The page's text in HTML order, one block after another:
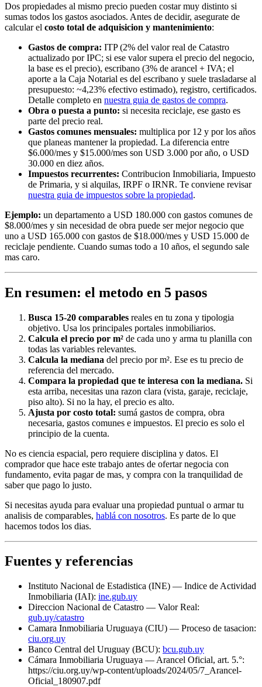
Dos propiedades al mismo precio pueden costar muy distinto si
sumas todos los gastos asociados. Antes de decidir, asegurate de
calcular el costo total de adquisicion y mantenimiento:
Gastos de compra: ITP (2% del valor real de Catastro
actualizado por IPC; si ese valor supera el precio del negocio,
la base es el precio), escribano (3% de arancel + IVA; el
aporte a la Caja Notarial es del escribano y suele trasladarse al
presupuesto: ~4,23% efectivo estimado), registro, certificados.
Detalle completo en nuestra guia de gastos de compra.
Obra o puesta a punto: si necesita reciclaje, ese gasto es
parte del precio real.
Gastos comunes mensuales: multiplica por 12 y por los años
que planeas mantener la propiedad. La diferencia entre
$6.000/mes y $15.000/mes son USD 3.000 por año, o USD
30.000 en diez años.
Impuestos recurrentes: Contribucion Inmobiliaria, Impuesto
de Primaria, y si alquilas, IRPF o IRNR. Te conviene revisar
nuestra guia de impuestos sobre la propiedad.
Ejemplo: un departamento a USD 180.000 con gastos comunes de
$8.000/mes y sin necesidad de obra puede ser mejor negocio que
uno a USD 165.000 con gastos de $18.000/mes y USD 15.000 de
reciclaje pendiente. Cuando sumas todo a 10 años, el segundo sale
mas caro.
En resumen: el metodo en 5 pasos
Busca 15-20 comparables reales en tu zona y tipologia
objetivo. Usa los principales portales inmobiliarios.
Calcula el precio por m² de cada uno y arma tu planilla con
todas las variables relevantes.
Calcula la mediana del precio por m². Ese es tu precio de
referencia del mercado.
Compara la propiedad que te interesa con la mediana. Si
esta arriba, necesitas una razon clara (vista, garaje, reciclaje,
piso alto). Si no la hay, el precio es alto.
Ajusta por costo total: sumá gastos de compra, obra
necesaria, gastos comunes e impuestos. El precio es solo el
principio de la cuenta.
No es ciencia espacial, pero requiere disciplina y datos. El
comprador que hace este trabajo antes de ofertar negocia con
fundamento, evita pagar de mas, y compra con la tranquilidad de
saber que pago lo justo.
Si necesitas ayuda para evaluar una propiedad puntual o armar tu
analisis de comparables, hablá con nosotros. Es parte de lo que
hacemos todos los dias.
Fuentes y referencias
Instituto Nacional de Estadistica (INE) — Indice de Actividad
Inmobiliaria (IAI): ine.gub.uy
Direccion Nacional de Catastro — Valor Real:
gub.uy/catastro
Camara Inmobiliaria Uruguaya (CIU) — Proceso de tasacion:
ciu.org.uy
Banco Central del Uruguay (BCU): bcu.gub.uy
Cámara Inmobiliaria Uruguaya — Arancel Oficial, art. 5.°:
https://ciu.org.uy/wp-content/uploads/2024/05/7_Arancel-
Oficial_180907.pdf